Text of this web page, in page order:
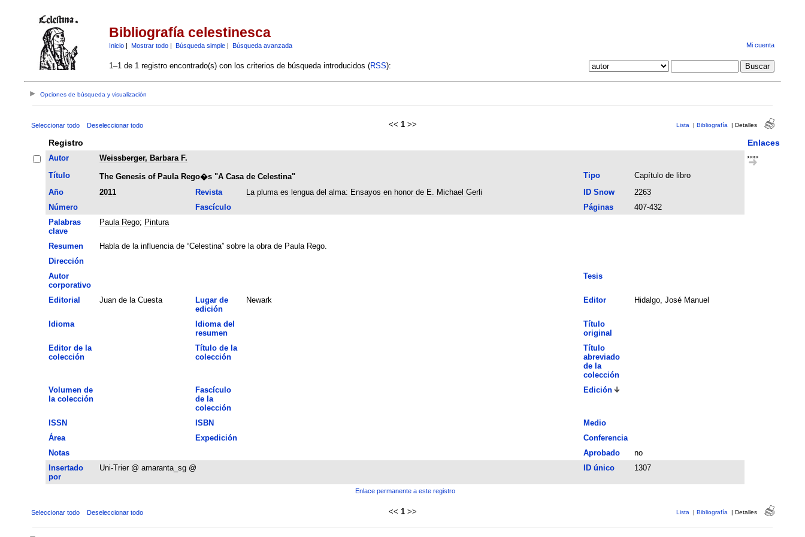
Bibliografía celestinesca
Inicio| Mostrar todo| Búsqueda simple| Búsqueda avanzada Mi cuenta
1–1 de 1 registro encontrado(s) con los criterios de búsqueda introducidos (RSS):
Opciones de búsqueda y visualización
Seleccionar todo Deseleccionar todo << 1 >> Lista | Bibliografía | Detalles
Registro Enlaces
Autor
Weissberger, Barbara F.
Título
The Genesis of Paula Rego�s "A Casa de Celestina" Tipo
Capítulo de libro
Año
2011 Revista La pluma es lengua del alma: Ensayos en honor de E. Michael Gerli ID Snow
2263
Número
Fascículo Páginas
407-432
Palabras
clave
Paula Rego; Pintura
Resumen
Habla de la influencia de “Celestina” sobre la obra de Paula Rego.
Dirección
Autor
corporativo
Tesis
Editorial Juan de la Cuesta
Lugar de
edición
Newark Editor Hidalgo, José Manuel
Idioma
Idioma del
resumen
Título
original
Editor de la
colección
Título de la
colección
Título
abreviado
de la
colección
Volumen de
la colección
Fascículo
de la
colección
Edición
ISSN ISBN
Medio
Área
Expedición
Conferencia
Notas
Aprobado
no
Insertado
por
Uni-Trier @ amaranta_sg @ ID único 1307
Enlace permanente a este registro
Seleccionar todo Deseleccionar todo << 1 >> Lista | Bibliografía | Detalles